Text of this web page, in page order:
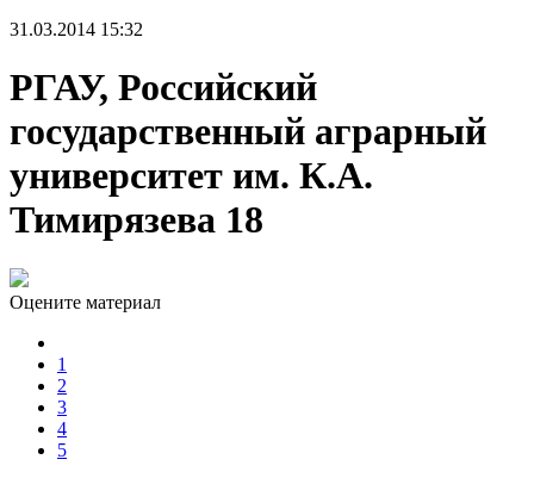
31.03.2014 15:32
РГАУ, Российский
государственный аграрный
университет им. К.А.
Тимирязева 18
Оцените материал
1
2
3
4
5